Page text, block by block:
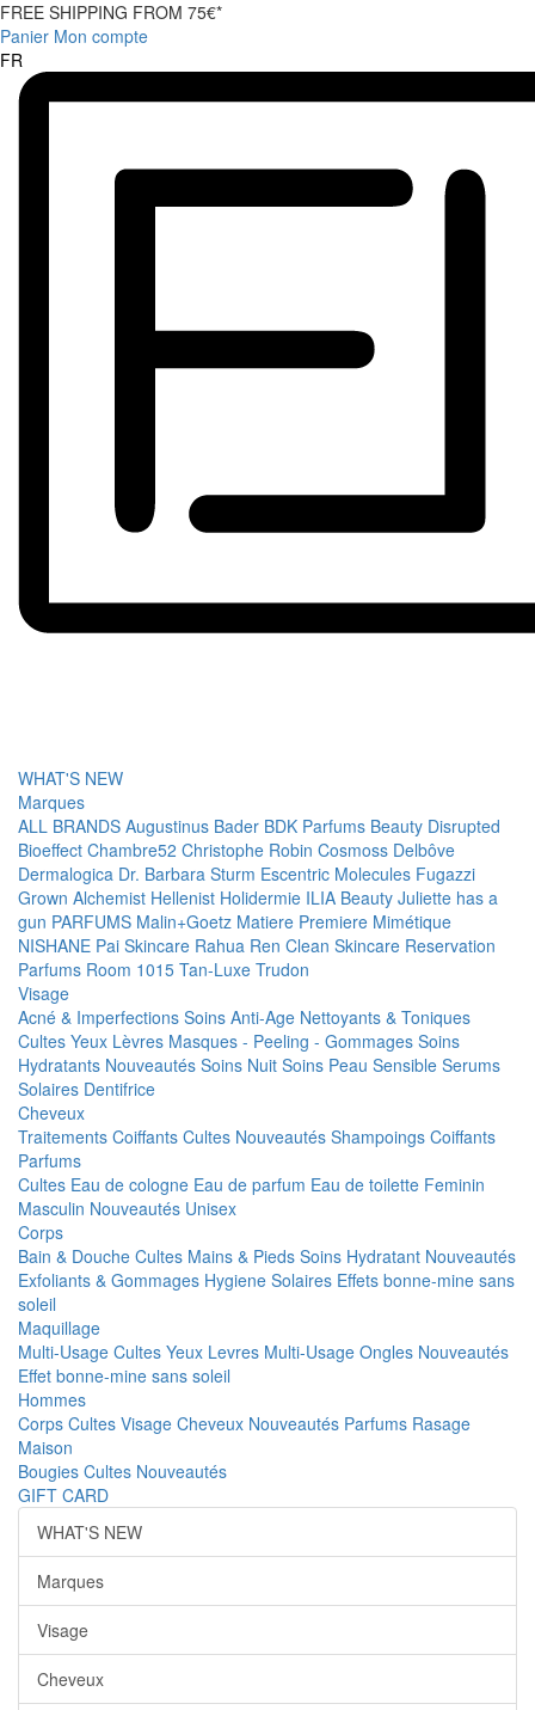
FREE SHIPPING FROM 75€*
Panier Mon compte
FR
WHAT'S NEW
Marques
ALL BRANDS Augustinus Bader BDK Parfums Beauty Disrupted
Bioeffect Chambre52 Christophe Robin Cosmoss Delbôve
Dermalogica Dr. Barbara Sturm Escentric Molecules Fugazzi
Grown Alchemist Hellenist Holidermie ILIA Beauty Juliette has a
gun PARFUMS Malin+Goetz Matiere Premiere Mimétique
NISHANE Pai Skincare Rahua Ren Clean Skincare Reservation
Parfums Room 1015 Tan-Luxe Trudon
Visage
Acné & Imperfections Soins Anti-Age Nettoyants & Toniques
Cultes Yeux Lèvres Masques - Peeling - Gommages Soins
Hydratants Nouveautés Soins Nuit Soins Peau Sensible Serums
Solaires Dentifrice
Cheveux
Traitements Coiffants Cultes Nouveautés Shampoings Coiffants
Parfums
Cultes Eau de cologne Eau de parfum Eau de toilette Feminin
Masculin Nouveautés Unisex
Corps
Bain & Douche Cultes Mains & Pieds Soins Hydratant Nouveautés
Exfoliants & Gommages Hygiene Solaires Effets bonne-mine sans
soleil
Maquillage
Multi-Usage Cultes Yeux Levres Multi-Usage Ongles Nouveautés
Effet bonne-mine sans soleil
Hommes
Corps Cultes Visage Cheveux Nouveautés Parfums Rasage
Maison
Bougies Cultes Nouveautés
GIFT CARD
WHAT'S NEW
Marques
Visage
Cheveux